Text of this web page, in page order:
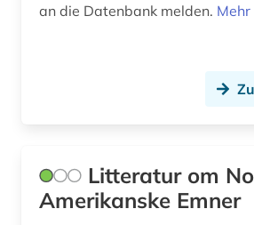
franziszeischer kataster (1)
an die Datenbank melden.
Litteratur om
Amerikanske Emner